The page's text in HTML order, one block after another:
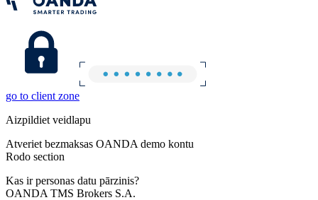
go to client zone
Aizpildiet veidlapu
Atveriet bezmaksas OANDA demo kontu
Rodo section
Kas ir personas datu pārzinis?
OANDA TMS Brokers S.A.